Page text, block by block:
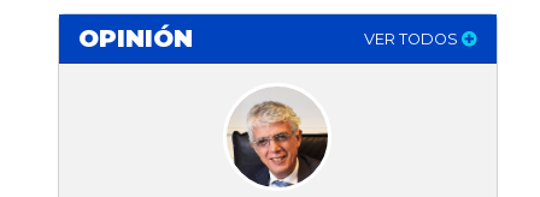
OPINIÓN VER TODOS